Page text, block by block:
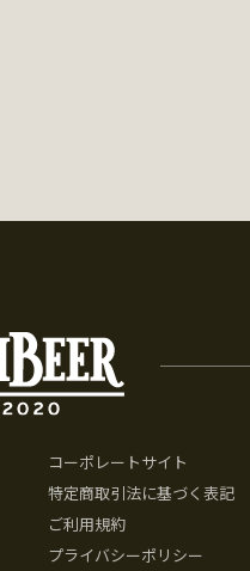
コーポレートサイト
特定商取引法に基づく表記
ご利用規約
プライバシーポリシー